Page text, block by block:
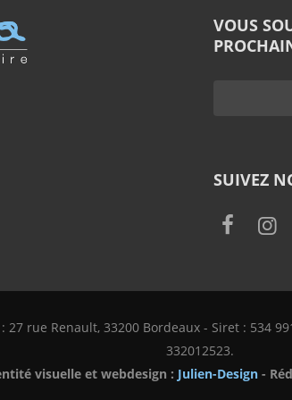
VOUS
SUIVEZ
27 rue Renault, 33200 Bordeaux - Siret : 534
332012523.
visuelle et webdesign : Julien-Design-